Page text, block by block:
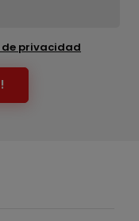
privacidad